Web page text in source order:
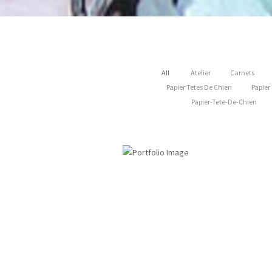
All Atelier
Carnets
Papier Tetes De Chien
Papier-Tete-De-Chien